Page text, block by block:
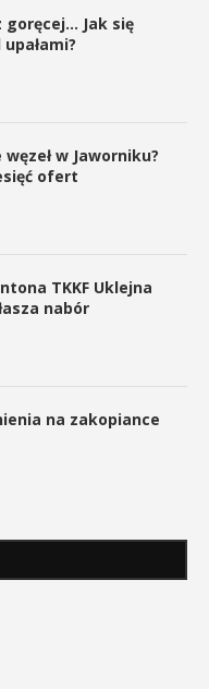
goręcej… Jak się
w Jaworniku?
ofert
TKKF Uklejna
nabór
na zakopiance